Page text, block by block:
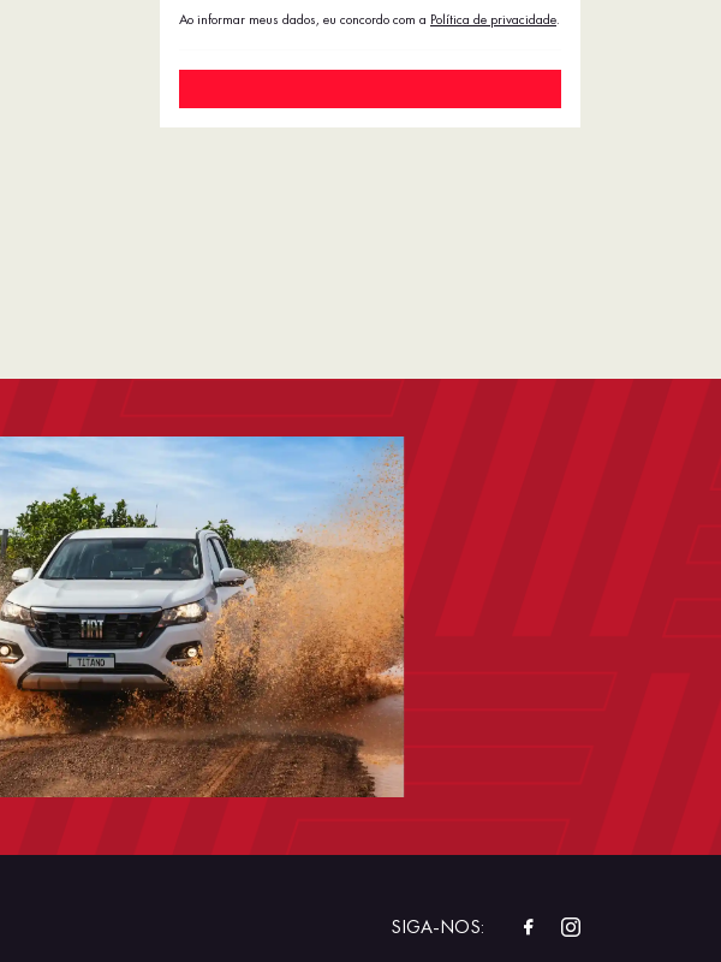
Ao informar meus dados, eu concordo com a Política de privacidade.
SIGA-NOS: